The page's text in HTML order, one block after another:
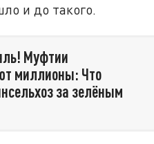
и до такого.
Муфтии
миллионы: Что
за зелёным